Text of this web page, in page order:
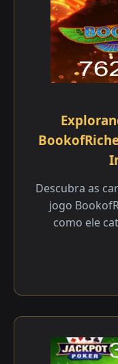
Descubra as
jogo
como ele